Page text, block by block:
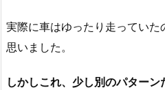
実際に車はゆったり走っていた
思いました。
しかしこれ、少し別のパターン